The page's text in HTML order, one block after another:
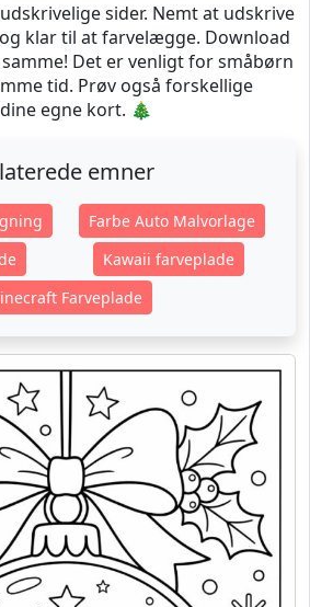
sider. Nemt at udskrive
klar til at farvelægge. Download
Det er venligt for småbørn
tid. Prøv også forskellige
egne kort. 🎄
emner
Farbe Auto Malvorlage
Kawaii farveplade
Farveplade